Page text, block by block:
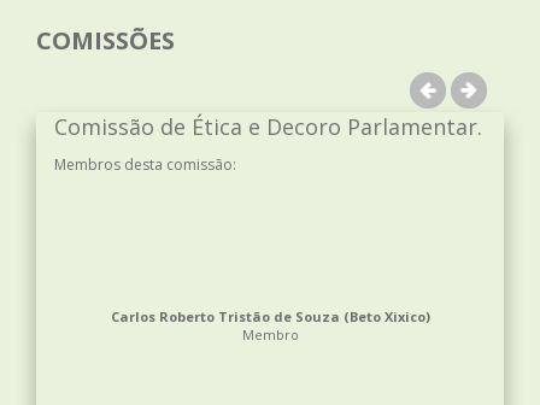
COMISSÕES
PreviousNext
Comissão de Ética e Decoro Parlamentar.
Membros desta comissão:
Carlos Roberto Tristão de Souza (Beto Xixico)
Membro